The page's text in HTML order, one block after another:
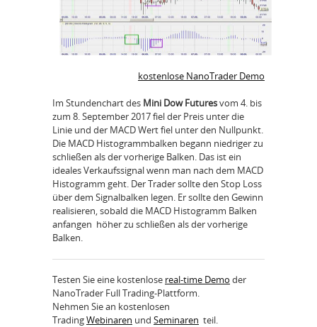
kostenlose NanoTrader Demo
Im Stundenchart des Mini Dow Futuresvom 4. bis
zum 8. September 2017 fiel der Preis unter die
Linie und der MACD Wert fiel unter den Nullpunkt.
Die MACD Histogrammbalken begann niedriger zu
schließen als der vorherige Balken. Das ist ein
ideales Verkaufssignal wenn man nach dem MACD
Histogramm geht. Der Trader sollte den Stop Loss
über dem Signalbalken legen. Er sollte den Gewinn
realisieren, sobald die MACD Histogramm Balken
anfangen höher zu schließen als der vorherige
Balken.
Testen Sie eine kostenlose real-time Demo der
NanoTrader Full Trading-Plattform.
Nehmen Sie an kostenlosen
TradingWebinaren und Seminaren teil.